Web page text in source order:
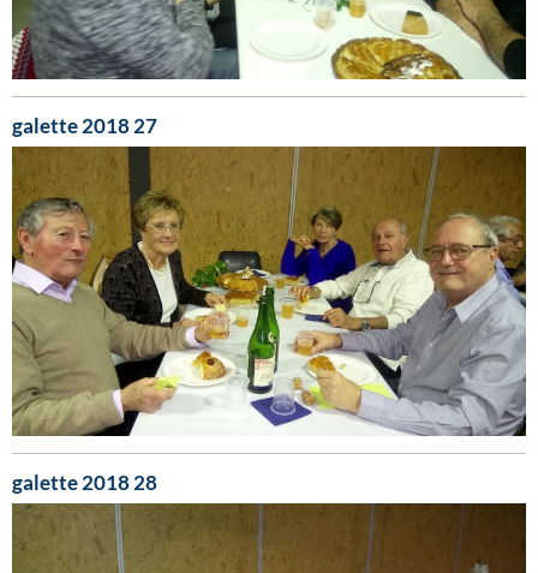
galette 2018 27
galette 2018 28